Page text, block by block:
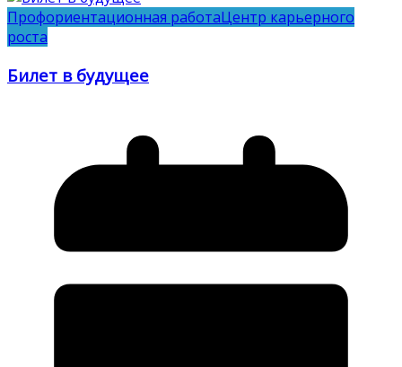
Профориентационная работаЦентр карьерного
роста
Билет в будущее